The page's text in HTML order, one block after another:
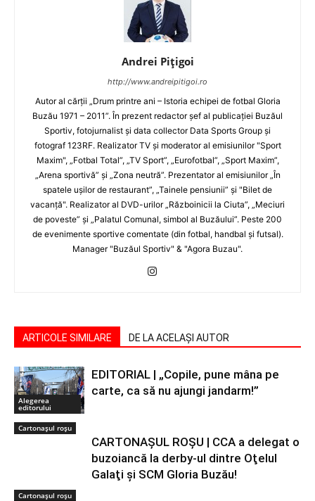
Andrei Pițigoi
http://www.andreipitigoi.ro
Autor al cărţii „Drum printre ani – Istoria echipei de fotbal Gloria
Buzău 1971 – 2011”. În prezent redactor şef al publicaţiei Buzăul
Sportiv, fotojurnalist şi data collector Data Sports Group şi
fotograf 123RF. Realizator TV şi moderator al emisiunilor "Sport
Maxim", „Fotbal Total”, „TV Sport”, „Eurofotbal”, „Sport Maxim”,
„Arena sportivă” şi „Zona neutră”. Prezentator al emisiunilor „În
spatele uşilor de restaurant”, „Tainele pensiunii” şi "Bilet de
vacanţă". Realizator al DVD-urilor „Războinicii la Ciuta”, „Meciuri
de poveste” şi „Palatul Comunal, simbol al Buzăului”. Peste 200
de evenimente sportive comentate (din fotbal, handbal şi futsal).
Manager "Buzăul Sportiv" & "Agora Buzau".
ARTICOLE SIMILARE DE LA ACELAȘI AUTOR
Alegerea
editorului
EDITORIAL | „Copile, pune mâna pe
carte, ca să nu ajungi jandarm!”
Cartonaşul roşu
CARTONAŞUL ROŞU | CCA a delegat o
buzoiancă la derby-ul dintre Oţelul
Galaţi şi SCM Gloria Buzău!
Cartonaşul roşu